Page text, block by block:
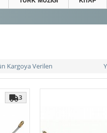
Kargoya Verilen
3